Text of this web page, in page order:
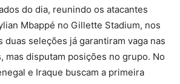
do dia, reunindo os atacantes
Mbappé no Gillette Stadium, nos
duas seleções já garantiram vaga nas
mas disputam posições no grupo. No
e Iraque buscam a primeira